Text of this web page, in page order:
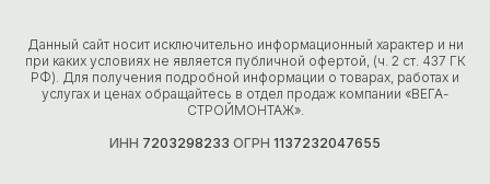
Данный сайт носит исключительно информационный характер и ни
при каких условиях не является публичной офертой, (ч. 2 ст. 437 ГК
РФ). Для получения подробной информации о товарах, работах и
услугах и ценах обращайтесь в отдел продаж компании «ВЕГА-
СТРОЙМОНТАЖ».
ИНН 7203298233 ОГРН 1137232047655